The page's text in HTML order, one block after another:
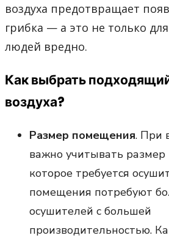
воздуха предотвращает
грибка — а это не только
людей вредно.
Как выбрать
воздуха?
Размер помещения. При
важно учитывать
которое требуется
помещения потребуют
осушителей с большей
производительностью.